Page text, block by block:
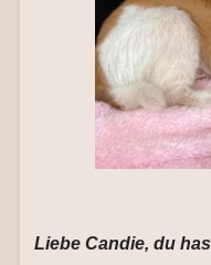
Liebe Candie, du